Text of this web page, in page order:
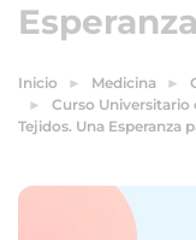
Inicio Medicina
Curso Universitario
Tejidos. Una Esperanza